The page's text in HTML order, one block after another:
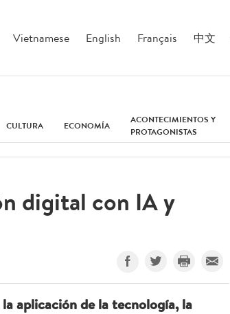
Vietnamese English Français 中文
CULTURA ECONOMÍA
ACONTECIMIENTOS Y
PROTAGONISTAS
digital con IA y
aplicación de la tecnología, la